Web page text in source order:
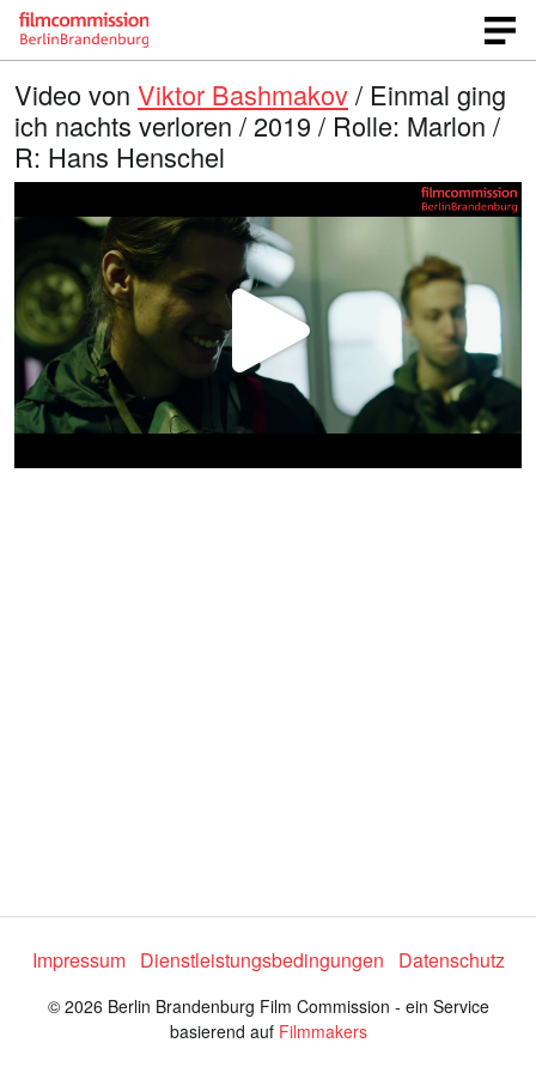
Video von Viktor Bashmakov/ Einmal ging
ich nachts verloren / 2019 / Rolle: Marlon /
R: Hans Henschel
V
i
s
p
Impressum Dienstleistungsbedingungen Datenschutz
© 2026 Berlin Brandenburg Film Commission - ein Service
basierend auf Filmmakers